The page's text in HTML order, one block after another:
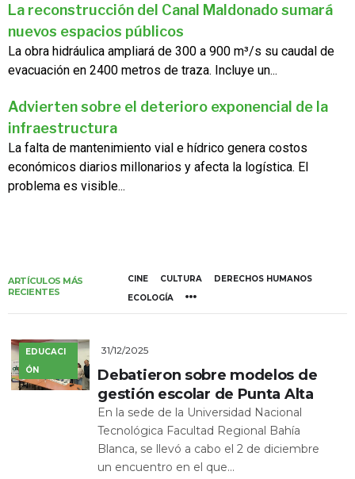
La reconstrucción del Canal Maldonado sumará
nuevos espacios públicos
La obra hidráulica ampliará de 300 a 900 m³/s su caudal de
evacuación en 2400 metros de traza. Incluye un...
Advierten sobre el deterioro exponencial de la
infraestructura
La falta de mantenimiento vial e hídrico genera costos
económicos diarios millonarios y afecta la logística. El
problema es visible...
ARTÍCULOS MÁS
RECIENTES
CINE CULTURA
DERECHOS HUMANOS
ECOLOGÍA
EDUCACI
ÓN
31/12/2025
Debatieron sobre modelos de
gestión escolar de Punta Alta
En la sede de la Universidad Nacional
Tecnológica Facultad Regional Bahía
Blanca, se llevó a cabo el 2 de diciembre
un encuentro en el que...